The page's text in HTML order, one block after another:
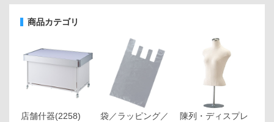
商品カテゴリ
店舗什器(2258)
袋／ラッピング／
陳列・ディスプレ